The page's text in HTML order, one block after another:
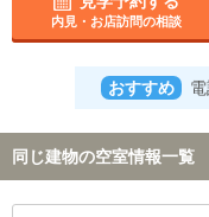
内見・お店訪問の相談
おすすめ
同じ建物の空室情報一覧